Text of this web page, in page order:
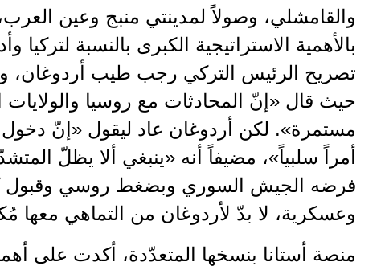
والقامشلي، وصولاً لمدينتي منبج وعين
بالأهمية الاستراتيجية الكبرى بالنسبة لتركيا
حيث قال «إنّ المحادثات مع روسيا
مستمرة». لكن أردوغان عاد ليقول «إنّ
أمراً سلبياً»، مضيفاً أنه «ينبغي ألا يظلّ
فرضه الجيش السوري وبضغط روسي وقبول
وعسكرية، لا بدّ لأردوغان من التماهي معها
منصة أستانا بنسخها المتعدّدة، أكدت على